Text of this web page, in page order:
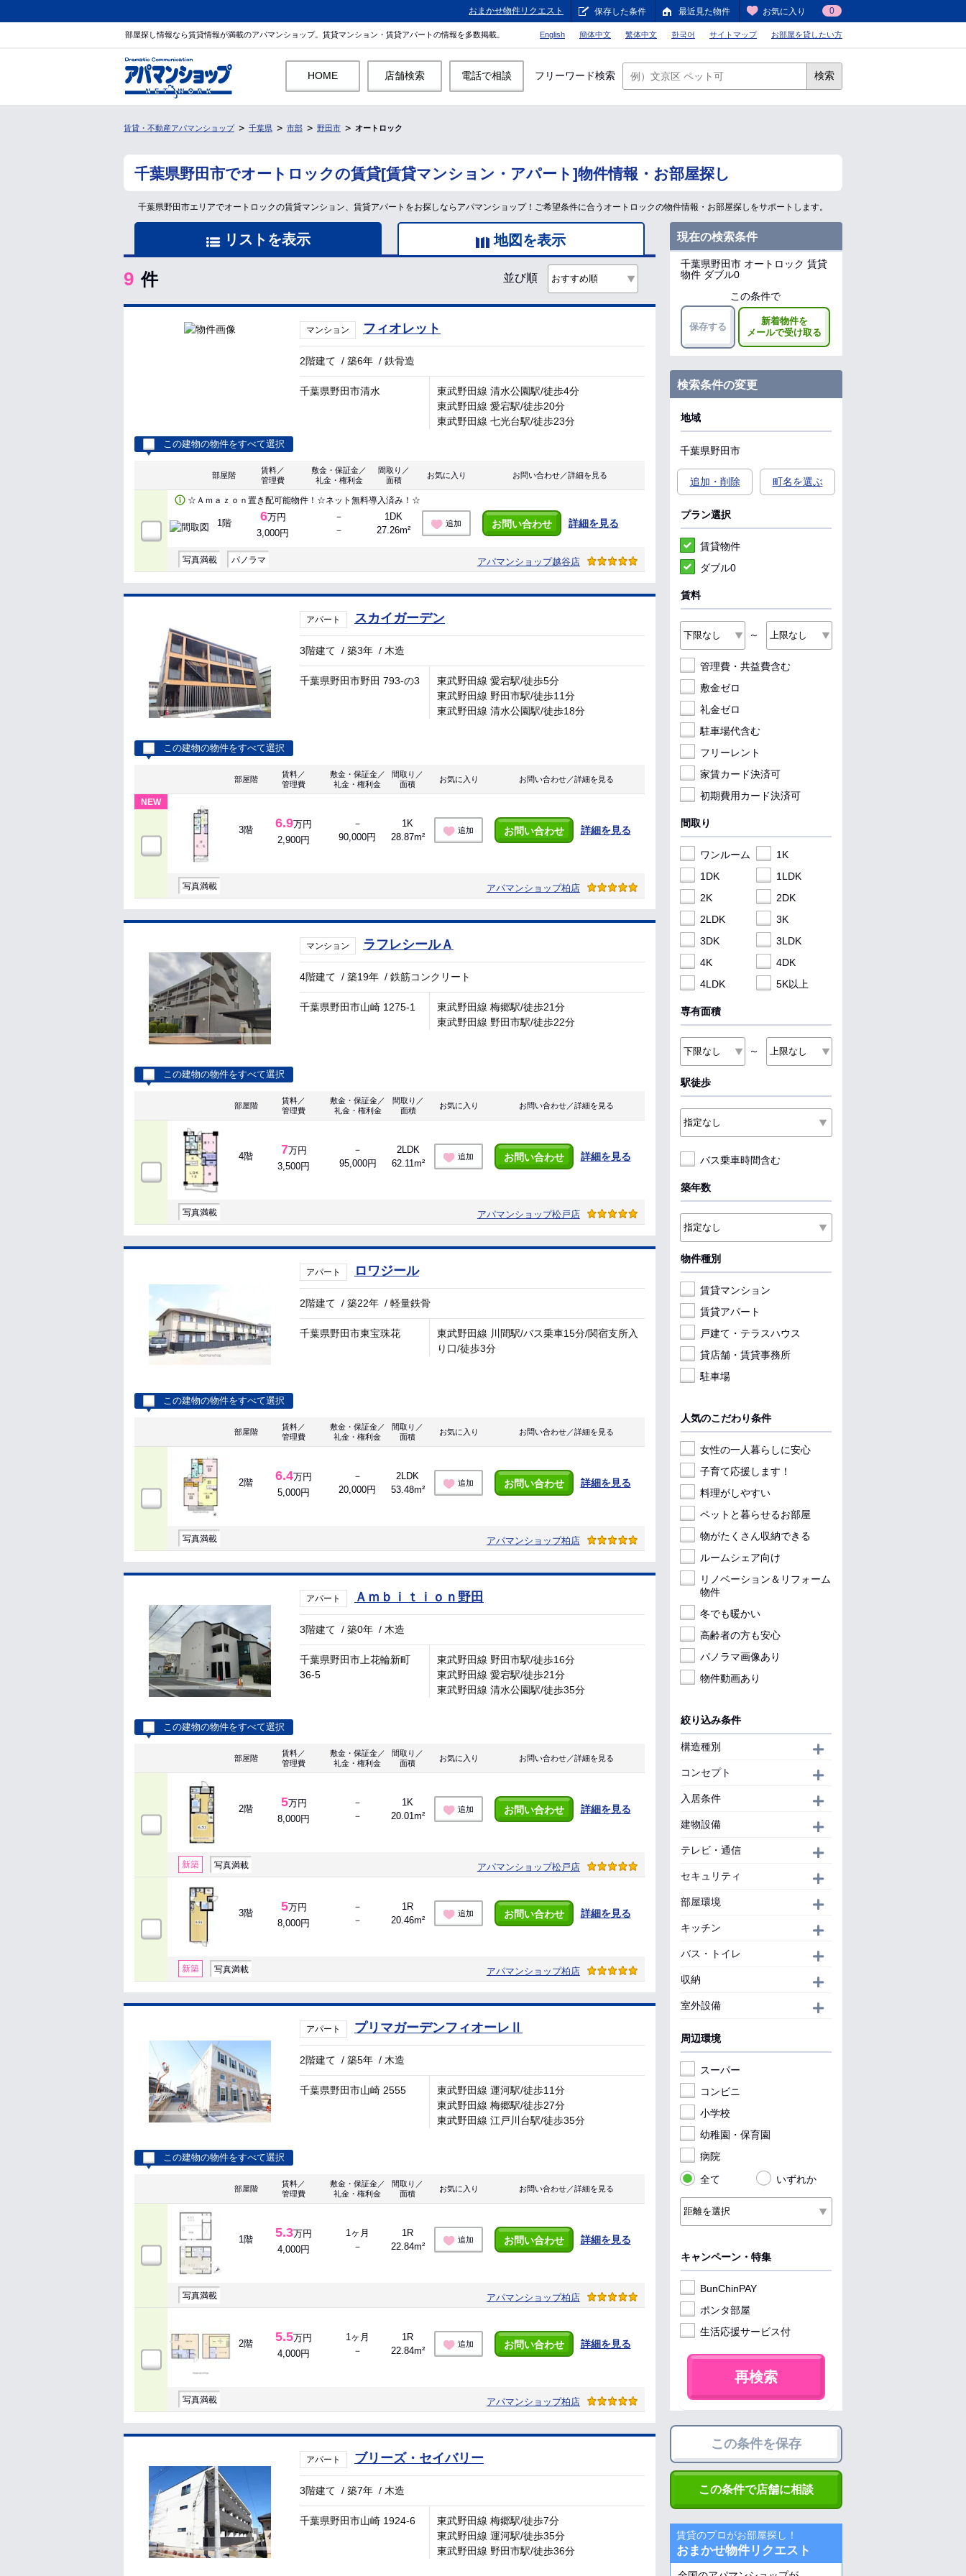
おまかせ物件リクエスト 保存した条件 最近見た物件 お気に入り 0
部屋探し情報なら賃貸情報が満載のアパマンショップ。賃貸マンション・賃貸アパートの情報を多数掲載。 English 簡体中文 繁体中文 한국어 サイトマップ お部屋を貸したい方
HOME 店舗検索 電話で相談 フリーワード検索 検索
賃貸・不動産アパマンショップ 千葉県 市部 野田市 オートロック
千葉県野田市でオートロックの賃貸[賃貸マンション・アパート]物件情報・お部屋探し
千葉県野田市エリアでオートロックの賃貸マンション、賃貸アパートをお探しならアパマンショップ！ご希望条件に合うオートロックの物件情報・お部屋探しをサポートします。
リストを表示 地図を表示
9 件 並び順
マンション フィオレット
2階建て /築6年 /鉄骨造
千葉県野田市清水
東武野田線 清水公園駅/徒歩4分
東武野田線 愛宕駅/徒歩20分
東武野田線 七光台駅/徒歩23分
この建物の物件をすべて選択
部屋階
賃料／
管理費
敷金・保証金／
礼金・権利金
間取り／
面積
お気に入り お問い合わせ／詳細を見る
☆Ａｍａｚｏｎ置き配可能物件！☆ネット無料導入済み！☆
1階 6万円
3,000円
－
－
1DK
27.26m²
追加 お問い合わせ 詳細を見る
写真満載 パノラマ アパマンショップ越谷店
アパート スカイガーデン
3階建て /築3年 / 木造
千葉県野田市野田 793-の3
東武野田線 愛宕駅/徒歩5分
東武野田線 野田市駅/徒歩11分
東武野田線 清水公園駅/徒歩18分
この建物の物件をすべて選択
部屋階
賃料／
管理費
敷金・保証金／
礼金・権利金
間取り／
面積
お気に入り お問い合わせ／詳細を見る
NEW
3階 6.9万円
2,900円
－
90,000円
1K
28.87m²
追加 お問い合わせ 詳細を見る
写真満載 アパマンショップ柏店
マンション ラフレシールＡ
4階建て /築19年 /鉄筋コンクリート
千葉県野田市山崎 1275-1
東武野田線 梅郷駅/徒歩21分
東武野田線 野田市駅/徒歩22分
この建物の物件をすべて選択
部屋階
賃料／
管理費
敷金・保証金／
礼金・権利金
間取り／
面積
お気に入り お問い合わせ／詳細を見る
4階 7万円
3,500円
－
95,000円
2LDK
62.11m²
追加 お問い合わせ 詳細を見る
写真満載 アパマンショップ松戸店
アパート ロワジール
2階建て /築22年 /軽量鉄骨
千葉県野田市東宝珠花
東武野田線 川間駅/バス乗車15分/関宿支所入
り口/徒歩3分
この建物の物件をすべて選択
部屋階
賃料／
管理費
敷金・保証金／
礼金・権利金
間取り／
面積
お気に入り お問い合わせ／詳細を見る
2階 6.4万円
5,000円
－
20,000円
2LDK
53.48m²
追加 お問い合わせ 詳細を見る
写真満載 アパマンショップ柏店
アパート Ａｍｂｉｔｉｏｎ野田
3階建て /築0年 / 木造
千葉県野田市上花輪新町
36-5
東武野田線 野田市駅/徒歩16分
東武野田線 愛宕駅/徒歩21分
東武野田線 清水公園駅/徒歩35分
この建物の物件をすべて選択
部屋階
賃料／
管理費
敷金・保証金／
礼金・権利金
間取り／
面積
お気に入り お問い合わせ／詳細を見る
2階 5万円
8,000円
－
－
1K
20.01m²
追加 お問い合わせ 詳細を見る
新築 写真満載 アパマンショップ松戸店
3階 5万円
8,000円
－
－
1R
20.46m²
追加 お問い合わせ 詳細を見る
新築 写真満載 アパマンショップ柏店
アパート プリマガーデンフィオーレⅡ
2階建て /築5年 / 木造
千葉県野田市山崎 2555
東武野田線 運河駅/徒歩11分
東武野田線 梅郷駅/徒歩27分
東武野田線 江戸川台駅/徒歩35分
この建物の物件をすべて選択
部屋階
賃料／
管理費
敷金・保証金／
礼金・権利金
間取り／
面積
お気に入り お問い合わせ／詳細を見る
1階 5.3万円
4,000円
1ヶ月
－
1R
22.84m²
追加 お問い合わせ 詳細を見る
写真満載 アパマンショップ柏店
2階 5.5万円
4,000円
1ヶ月
－
1R
22.84m²
追加 お問い合わせ 詳細を見る
写真満載 アパマンショップ柏店
アパート ブリーズ・セイバリー
3階建て /築7年 / 木造
千葉県野田市山崎 1924-6
東武野田線 梅郷駅/徒歩7分
東武野田線 運河駅/徒歩35分
東武野田線 野田市駅/徒歩36分
現在の検索条件
千葉県野田市 オートロック 賃貸
物件 ダブル0
この条件で
保存する
新着物件を
メールで受け取る
検索条件の変更
地域
千葉県野田市
追加・削除 町名を選ぶ
プラン選択
賃貸物件
ダブル0
賃料
～
管理費・共益費含む
敷金ゼロ
礼金ゼロ
駐車場代含む
フリーレント
家賃カード決済可
初期費用カード決済可
間取り
ワンルーム
1K
1DK
1LDK
2K
2DK
2LDK
3K
3DK
3LDK
4K
4DK
4LDK
5K以上
専有面積
～
駅徒歩
バス乗車時間含む
築年数
物件種別
賃貸マンション
賃貸アパート
戸建て・テラスハウス
貸店舗・賃貸事務所
駐車場
人気のこだわり条件
女性の一人暮らしに安心
子育て応援します！
料理がしやすい
ペットと暮らせるお部屋
物がたくさん収納できる
ルームシェア向け
リノベーション＆リフォーム
物件
冬でも暖かい
高齢者の方も安心
パノラマ画像あり
物件動画あり
絞り込み条件
構造種別
コンセプト
入居条件
建物設備
テレビ・通信
セキュリティ
部屋環境
キッチン
バス・トイレ
収納
室外設備
周辺環境
スーパー
コンビニ
小学校
幼稚園・保育園
病院
全て
いずれか
キャンペーン・特集
BunChinPAY
ポンタ部屋
生活応援サービス付
再検索
この条件を保存
この条件で店舗に相談
賃貸のプロがお部屋探し！
おまかせ物件リクエスト